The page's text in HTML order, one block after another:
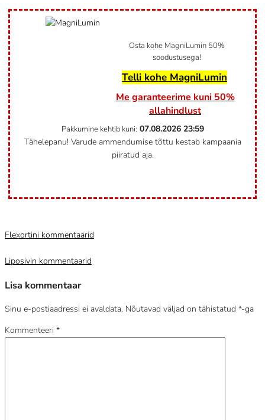
Osta kohe MagniLumin 50%
soodustusega!
Telli kohe MagniLumin
Me garanteerime kuni 50%
allahindlust
Pakkumine kehtib kuni: 07.08.2026 23:59
Tähelepanu! Varude ammendumise tõttu kestab kampaania
piiratud aja.
Flexortini kommentaarid
Liposivin kommentaarid
Lisa kommentaar
Sinu e-postiaadressi ei avaldata. Nõutavad väljad on tähistatud *-ga
Kommenteeri *